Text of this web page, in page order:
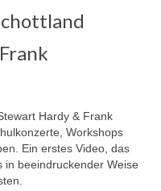
Hardy & Frank
Workshops
Ein erstes Video, das
in beeindruckender Weise